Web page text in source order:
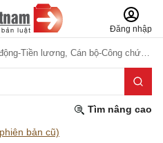
Đăng nhập
Tiền lương, Cán bộ-Công chức-Viên chức,
Tìm nâng cao
bản cũ)